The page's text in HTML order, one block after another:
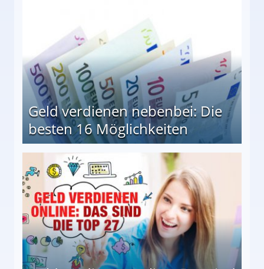
Geld verdienen nebenbei: Die
besten 16 Möglichkeiten